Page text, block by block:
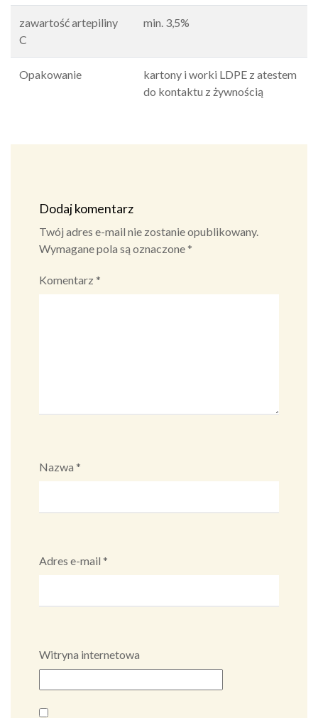
zawartość artepiliny
C
min. 3,5%
Opakowanie
kartony i worki LDPE z atestem
do kontaktu z żywnością
Dodaj komentarz
Twój adres e-mail nie zostanie opublikowany.
Wymagane pola są oznaczone*
Komentarz*
Nazwa *
Adres e-mail *
Witryna internetowa